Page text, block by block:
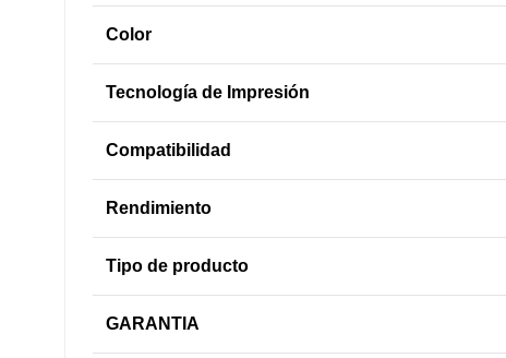
Color
Tecnología de Impresión
Compatibilidad
Rendimiento
Tipo de producto
GARANTIA